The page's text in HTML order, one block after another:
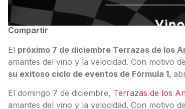
Compartir
El próximo 7 de diciembre Terrazas de los
amantes del vino y la velocidad. Con motivo
su exitoso ciclo de eventos de Fórmula 1,
El domingo 7 de diciembre, Terrazas de los
amantes del vino y la velocidad. Con motivo